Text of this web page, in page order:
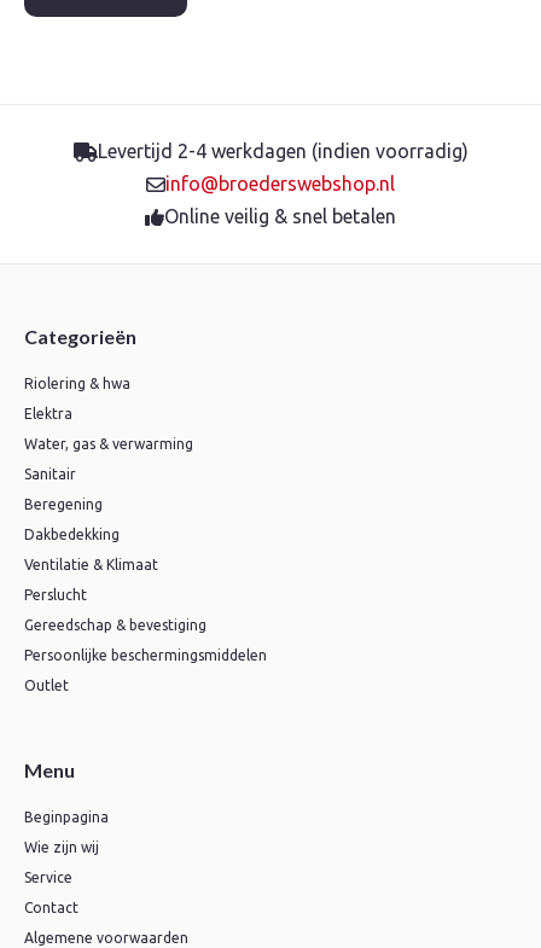
150mm
Levertijd 2-4 werkdagen (indien voorradig)
info@broederswebshop.nl
Online veilig & snel betalen
Categorieën
Riolering & hwa
Elektra
Water, gas & verwarming
Sanitair
Beregening
Dakbedekking
Ventilatie & Klimaat
Perslucht
Gereedschap & bevestiging
Persoonlijke beschermingsmiddelen
Outlet
Menu
Beginpagina
Wie zijn wij
Service
Contact
Algemene voorwaarden